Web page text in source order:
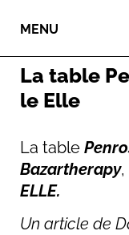
MENU
La table
le Elle
La table
Bazartherapy,
ELLE.
Un article de